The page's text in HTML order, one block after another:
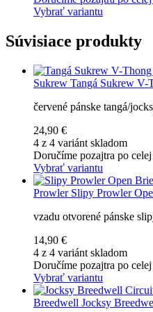
Vybrať variantu
Súvisiace produkty
Sukrew Tangá Sukrew V-
červené pánske tangá/
24,90 €
4 z 4 variánt skladom
Doručíme pozajtra po celej
Vybrať variantu
Prowler Slipy Prowler
vzadu otvorené pánske
14,90 €
4 z 4 variánt skladom
Doručíme pozajtra po celej
Vybrať variantu
Breedwell Jocksy